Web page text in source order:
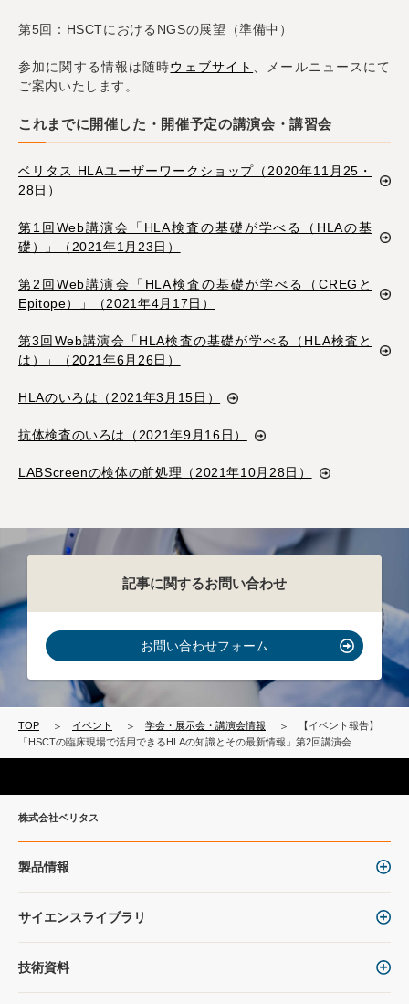
第5回：HSCTにおけるNGSの展望（準備中）
参加に関する情報は随時ウェブサイト
、メールニュースにて
ご案内いたします。
これまでに開催した・開催予定の講演会・講習会
ベリタス HLAユーザーワークショップ（2020年11月25・
28日）
第1回Web講演会「HLA検査の基礎が学べる（HLAの基
礎）」（2021年1月23日）
第2回Web講演会「HLA検査の基礎が学べる（CREGと
Epitope）」（2021年4月17日）
第3回Web講演会「HLA検査の基礎が学べる（HLA検査と
は）」（2021年6月26日）
HLAのいろは（2021年3月15日）
抗体検査のいろは（2021年9月16日）
LABScreenの検体の前処理（2021年10月28日）
記事に関するお問い合わせ
お問い合わせフォーム
TOP イベント 学会・展示会・講演会情報
【イベント報告】
「HSCTの臨床現場で活用できるHLAの知識とその最新情報」第2回講演会
株式会社ベリタス
製品情報
サイエンスライブラリ
技術資料